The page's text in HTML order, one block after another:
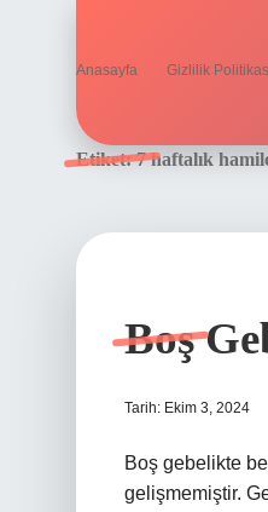
Anasayfa Gizlilik
Etiket:7 haftalık
Boş
Tarih: Ekim 3, 2024
Boş gebelikte
gelişmemiştir.